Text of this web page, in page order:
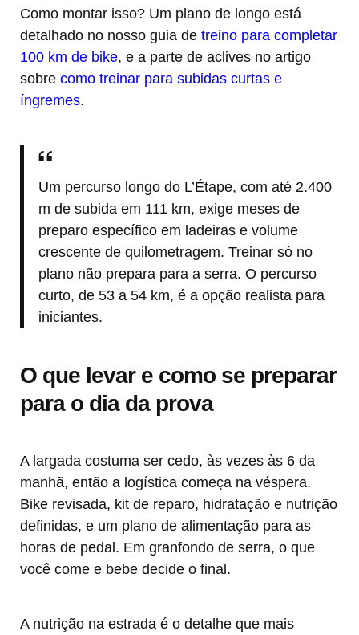
Como montar isso? Um plano de longo está
detalhado no nosso guia de treino para completar
100 km de bike, e a parte de aclives no artigo
sobre como treinar para subidas curtas e
íngremes.
Um percurso longo do L’Étape, com até 2.400
m de subida em 111 km, exige meses de
preparo específico em ladeiras e volume
crescente de quilometragem. Treinar só no
plano não prepara para a serra. O percurso
curto, de 53 a 54 km, é a opção realista para
iniciantes.
O que levar e como se preparar
para o dia da prova
A largada costuma ser cedo, às vezes às 6 da
manhã, então a logística começa na véspera.
Bike revisada, kit de reparo, hidratação e nutrição
definidas, e um plano de alimentação para as
horas de pedal. Em granfondo de serra, o que
você come e bebe decide o final.
A nutrição na estrada é o detalhe que mais